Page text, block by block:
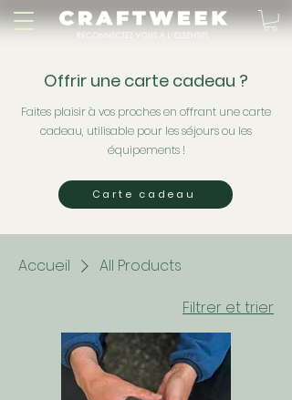
Offrir une carte cadeau ?
Faites plaisir à vos proches en offrant une carte
cadeau, utilisable pour les séjours ou les
équipements !
Carte cadeau
Accueil
All Products
Filtrer et trier